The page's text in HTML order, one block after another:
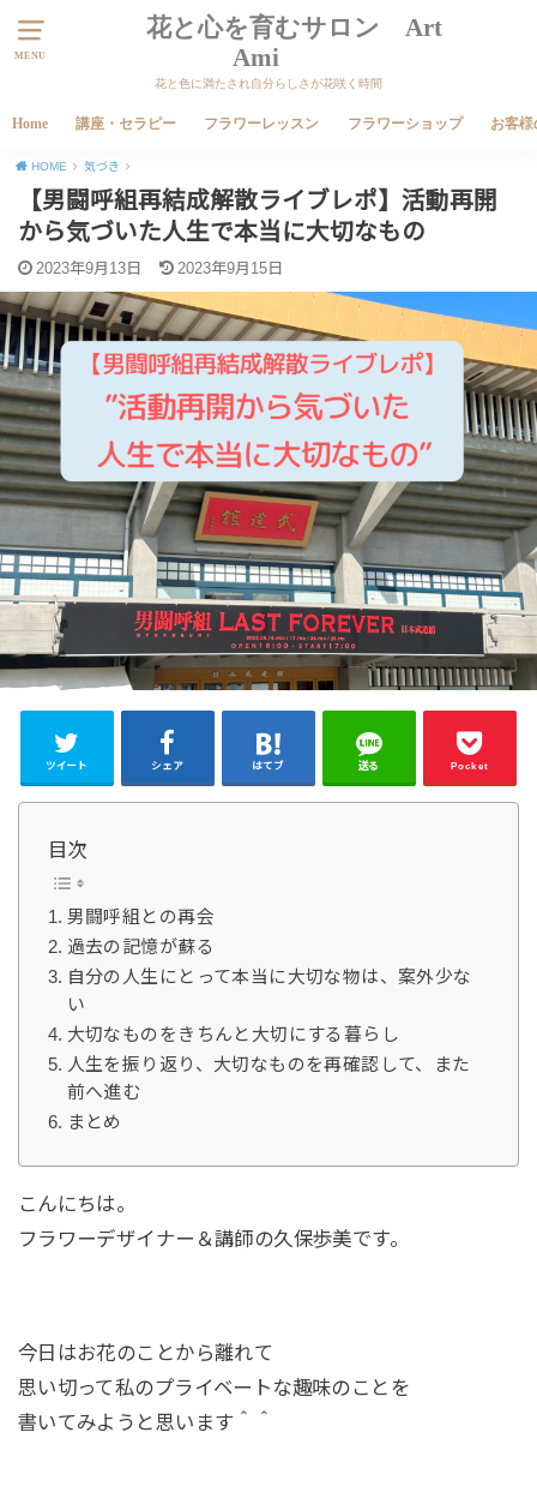
MENU
花と心を育むサロン Art
Ami
花と色に満たされ自分らしさが花咲く時間
Home 講座・セラピー フラワーレッスン フラワーショップ お客様
HOME 気づき
【男闘呼組再結成解散ライブレポ】活動再開
から気づいた人生で本当に大切なもの
2023年9月13日 2023年9月15日
ツイート シェア はてブ 送る Pocket
目次
男闘呼組との再会
過去の記憶が蘇る
自分の人生にとって本当に大切な物は、案外少な
い
大切なものをきちんと大切にする暮らし
人生を振り返り、大切なものを再確認して、また
前へ進む
まとめ
こんにちは。
フラワーデザイナー＆講師の久保歩美です。
今日はお花のことから離れて
思い切って私のプライベートな趣味のことを
書いてみようと思います＾＾